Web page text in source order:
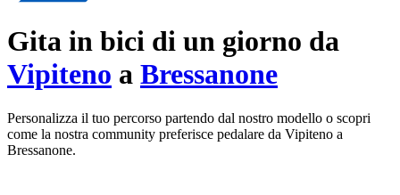
Gita in bici di un giorno da
Vipiteno a Bressanone
Personalizza il tuo percorso partendo dal nostro modello o scopri
come la nostra community preferisce pedalare da Vipiteno a
Bressanone.